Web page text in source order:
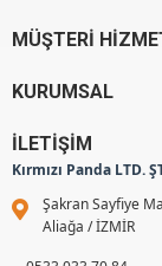
MÜŞTERİ
KURUMSAL
İLETİŞİM
Kırmızı Panda LTD.
Şakran Sayfiye
Aliağa / İZMİR